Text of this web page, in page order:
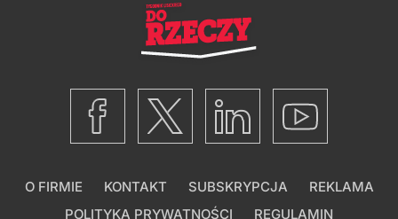
O FIRMIE KONTAKT SUBSKRYPCJA
REKLAMA
POLITYKA PRYWATNOŚCI
REGULAMIN